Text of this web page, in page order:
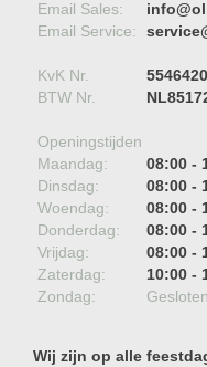
Email Sales:
Email Service:
KvK Nr.
BTW Nr.
Openingstijden
Maandag:
08:00 -
Dinsdag:
08:00 -
Woendag:
08:00 -
Donderdag:
08:00 -
Vrijdag:
08:00 -
Zaterdag:
10:00 -
Zondag:
Gesloten
Wij zijn op alle